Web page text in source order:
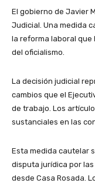
El gobierno de Javier
Judicial. Una medida
la reforma laboral que
del oficialismo.
La decisión judicial
cambios que el
de trabajo. Los
sustanciales en las
Esta medida cautelar
disputa jurídica por
desde Casa Rosada.